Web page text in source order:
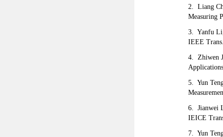
2. Liang
Measuring
3. Yanfu
IEEE
4. Zhiwen
5. Yun
6. Jianwei
IEICE
7. Yun